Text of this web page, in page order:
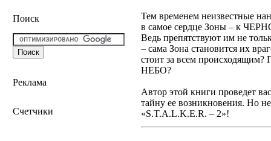
Поиск
Реклама
Счетчики
Тем временем неизвестные
в самое сердце Зоны – к
Ведь препятствуют им не
– сама Зона становится их
стоит за всем
НЕБО?
Автор этой книги проведет
тайну ее возникновения. Но
«S.T.A.L.K.E.R. – 2»!